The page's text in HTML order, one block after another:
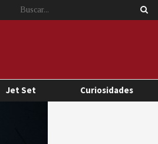
Jet Set Curiosidades